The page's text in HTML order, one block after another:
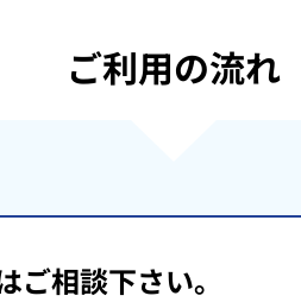
ご利用の流れ
ご相談下さい。